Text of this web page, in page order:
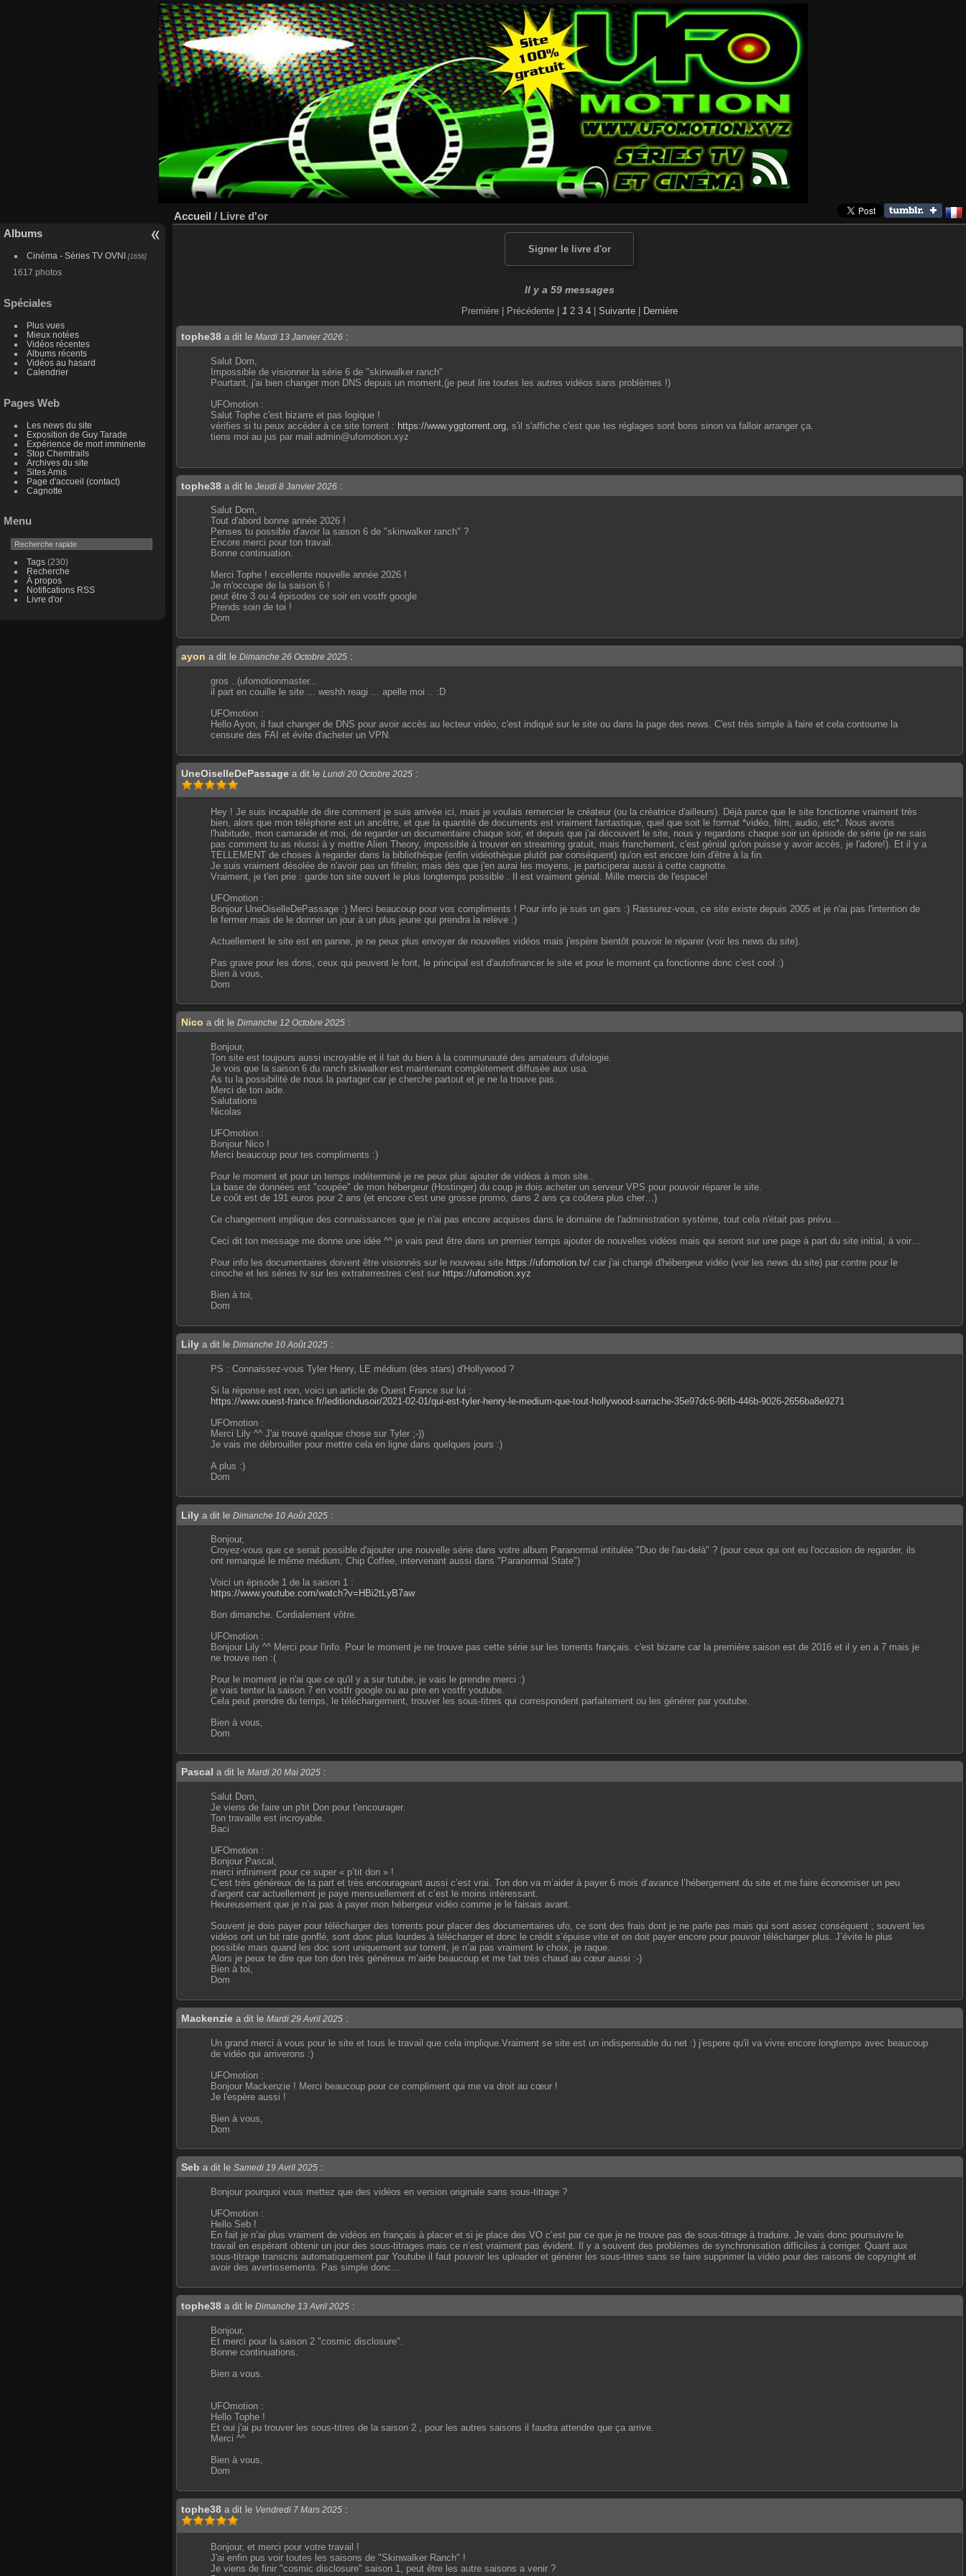
Albums
Cinéma - Séries TV OVNI [1656]
1617 photos
Spéciales
Plus vues
Mieux notées
Vidéos récentes
Albums récents
Vidéos au hasard
Calendrier
Pages Web
Les news du site
Exposition de Guy Tarade
Expérience de mort imminente
Stop Chemtrails
Archives du site
Sites Amis
Page d'accueil (contact)
Cagnotte
Menu
Tags(230)
Recherche
À propos
Notifications RSS
Livre d'or
Accueil / Livre d'or
Signer le livre d'or
Il y a 59 messages
Première | Précédente | 1 2 3 4 Suivante Dernière
tophe38 a dit le Mardi 13 Janvier 2026 :
Salut Dom,
Impossible de visionner la série 6 de "skinwalker ranch"
Pourtant, j'ai bien changer mon DNS depuis un moment,(je peut lire toutes les autres vidéos sans problèmes !)
UFOmotion :
Salut Tophe c'est bizarre et pas logique !
vérifies si tu peux accéder à ce site torrent : https://www.yggtorrent.org, s'il s'affiche c'est que tes réglages sont bons sinon va falloir arranger ça.
tiens moi au jus par mail admin@ufomotion.xyz
tophe38 a dit le Jeudi 8 Janvier 2026 :
Salut Dom,
Tout d'abord bonne année 2026 !
Penses tu possible d'avoir la saison 6 de "skinwalker ranch" ?
Encore merci pour ton travail.
Bonne continuation.
Merci Tophe ! excellente nouvelle année 2026 !
Je m'occupe de la saison 6 !
peut être 3 ou 4 épisodes ce soir en vostfr google
Prends soin de toi !
Dom
ayon a dit le Dimanche 26 Octobre 2025 :
gros ..(ufomotionmaster...
il part en couille le site ... weshh reagi ... apelle moi .. :D
UFOmotion :
Hello Ayon, il faut changer de DNS pour avoir accès au lecteur vidéo, c'est indiqué sur le site ou dans la page des news. C'est très simple à faire et cela contourne la
censure des FAI et évite d'acheter un VPN.
UneOiselleDePassage a dit le Lundi 20 Octobre 2025 :
Hey ! Je suis incapable de dire comment je suis arrivée ici, mais je voulais remercier le créateur (ou la créatrice d'ailleurs). Déjà parce que le site fonctionne vraiment très
bien, alors que mon téléphone est un ancêtre, et que la quantité de documents est vraiment fantastique, quel que soit le format *vidéo, film, audio, etc*. Nous avons
l'habitude, mon camarade et moi, de regarder un documentaire chaque soir, et depuis que j'ai découvert le site, nous y regardons chaque soir un épisode de série (je ne sais
pas comment tu as réussi à y mettre Alien Theory, impossible à trouver en streaming gratuit, mais franchement, c'est génial qu'on puisse y avoir accès, je l'adore!). Et il y a
TELLEMENT de choses à regarder dans la bibliothèque (enfin vidéothèque plutôt par conséquent) qu'on est encore loin d'être à la fin.
Je suis vraiment désolée de n'avoir pas un fifrelin; mais dès que j'en aurai les moyens, je participerai aussi à cette cagnotte.
Vraiment, je t'en prie : garde ton site ouvert le plus longtemps possible . Il est vraiment génial. Mille mercis de l'espace!
UFOmotion :
Bonjour UneOiselleDePassage :) Merci beaucoup pour vos compliments ! Pour info je suis un gars :) Rassurez-vous, ce site existe depuis 2005 et je n'ai pas l'intention de
le fermer mais de le donner un jour à un plus jeune qui prendra la relève :)
Actuellement le site est en panne, je ne peux plus envoyer de nouvelles vidéos mais j'espère bientôt pouvoir le réparer (voir les news du site).
Pas grave pour les dons, ceux qui peuvent le font, le principal est d'autofinancer le site et pour le moment ça fonctionne donc c'est cool :)
Bien à vous,
Dom
Nico a dit le Dimanche 12 Octobre 2025 :
Bonjour,
Ton site est toujours aussi incroyable et il fait du bien à la communauté des amateurs d'ufologie.
Je vois que la saison 6 du ranch skiwalker est maintenant complètement diffusée aux usa.
As tu la possibilité de nous la partager car je cherche partout et je ne la trouve pas.
Merci de ton aide.
Salutations
Nicolas
UFOmotion :
Bonjour Nico !
Merci beaucoup pour tes compliments :)
Pour le moment et pour un temps indéterminé je ne peux plus ajouter de vidéos à mon site..
La base de données est "coupée" de mon hébergeur (Hostinger) du coup je dois acheter un serveur VPS pour pouvoir réparer le site.
Le coût est de 191 euros pour 2 ans (et encore c'est une grosse promo, dans 2 ans ça coûtera plus cher…)
Ce changement implique des connaissances que je n'ai pas encore acquises dans le domaine de l'administration système, tout cela n'était pas prévu...
Ceci dit ton message me donne une idée ^^ je vais peut être dans un premier temps ajouter de nouvelles vidéos mais qui seront sur une page à part du site initial, à voir…
Pour info les documentaires doivent être visionnés sur le nouveau site https://ufomotion.tv/ car j'ai changé d'hébergeur vidéo (voir les news du site) par contre pour le
cinoche et les séries tv sur les extraterrestres c'est sur https://ufomotion.xyz
Bien à toi,
Dom
Lily a dit le Dimanche 10 Août 2025 :
PS : Connaissez-vous Tyler Henry, LE médium (des stars) d'Hollywood ?
Si la réponse est non, voici un article de Ouest France sur lui :
https://www.ouest-france.fr/leditiondusoir/2021-02-01/qui-est-tyler-henry-le-medium-que-tout-hollywood-sarrache-35e97dc6-96fb-446b-9026-2656ba8e9271
UFOmotion :
Merci Lily ^^ J'ai trouvé quelque chose sur Tyler ;-))
Je vais me débrouiller pour mettre cela en ligne dans quelques jours :)
A plus :)
Dom
Lily a dit le Dimanche 10 Août 2025 :
Bonjour,
Croyez-vous que ce serait possible d'ajouter une nouvelle série dans votre album Paranormal intitulée "Duo de l'au-delà" ? (pour ceux qui ont eu l'occasion de regarder, ils
ont remarqué le même médium, Chip Coffee, intervenant aussi dans "Paranormal State")
Voici un épisode 1 de la saison 1 :
https://www.youtube.com/watch?v=HBi2tLyB7aw
Bon dimanche. Cordialement vôtre.
UFOmotion :
Bonjour Lily ^^ Merci pour l'info. Pour le moment je ne trouve pas cette série sur les torrents français. c'est bizarre car la première saison est de 2016 et il y en a 7 mais je
ne trouve rien :(
Pour le moment je n'ai que ce qu'il y a sur tutube, je vais le prendre merci :)
je vais tenter la saison 7 en vostfr google ou au pire en vostfr youtube.
Cela peut prendre du temps, le téléchargement, trouver les sous-titres qui correspondent parfaitement ou les générer par youtube.
Bien à vous,
Dom
Pascal a dit le Mardi 20 Mai 2025 :
Salut Dom,
Je viens de faire un p'tit Don pour t'encourager.
Ton travaille est incroyable.
Baci
UFOmotion :
Bonjour Pascal,
merci infiniment pour ce super « p’tit don » !
C’est très généreux de ta part et très encourageant aussi c’est vrai. Ton don va m’aider à payer 6 mois d’avance l’hébergement du site et me faire économiser un peu
d’argent car actuellement je paye mensuellement et c’est le moins intéressant.
Heureusement que je n’ai pas à payer mon hébergeur vidéo comme je le faisais avant.
Souvent je dois payer pour télécharger des torrents pour placer des documentaires ufo, ce sont des frais dont je ne parle pas mais qui sont assez conséquent ; souvent les
vidéos ont un bit rate gonflé, sont donc plus lourdes à télécharger et donc le crédit s’épuise vite et on doit payer encore pour pouvoir télécharger plus. J’évite le plus
possible mais quand les doc sont uniquement sur torrent, je n’ai pas vraiment le choix, je raque.
Alors je peux te dire que ton don très généreux m’aide beaucoup et me fait très chaud au cœur aussi :-)
Bien à toi,
Dom
Mackenzie a dit le Mardi 29 Avril 2025 :
Un grand merci à vous pour le site et tous le travail que cela implique.Vraiment se site est un indispensable du net :) j'espere qu'il va vivre encore longtemps avec beaucoup
de vidéo qui arriverons :)
UFOmotion :
Bonjour Mackenzie ! Merci beaucoup pour ce compliment qui me va droit au cœur !
Je l'espère aussi !
Bien à vous,
Dom
Seb a dit le Samedi 19 Avril 2025 :
Bonjour pourquoi vous mettez que des vidéos en version originale sans sous-titrage ?
UFOmotion :
Hello Seb !
En fait je n’ai plus vraiment de vidéos en français à placer et si je place des VO c’est par ce que je ne trouve pas de sous-titrage à traduire. Je vais donc poursuivre le
travail en espérant obtenir un jour des sous-titrages mais ce n’est vraiment pas évident. Il y a souvent des problèmes de synchronisation difficiles à corriger. Quant aux
sous-titrage transcris automatiquement par Youtube il faut pouvoir les uploader et générer les sous-titres sans se faire supprimer la vidéo pour des raisons de copyright et
avoir des avertissements. Pas simple donc...
tophe38 a dit le Dimanche 13 Avril 2025 :
Bonjour,
Et merci pour la saison 2 "cosmic disclosure".
Bonne continuations.
Bien a vous.
UFOmotion :
Hello Tophe !
Et oui j'ai pu trouver les sous-titres de la saison 2 , pour les autres saisons il faudra attendre que ça arrive.
Merci ^^
Bien à vous,
Dom
tophe38 a dit le Vendredi 7 Mars 2025 :
Bonjour, et merci pour votre travail !
J'ai enfin pus voir toutes les saisons de "Skinwalker Ranch" !
Je viens de finir "cosmic disclosure" saison 1, peut être les autre saisons a venir ?